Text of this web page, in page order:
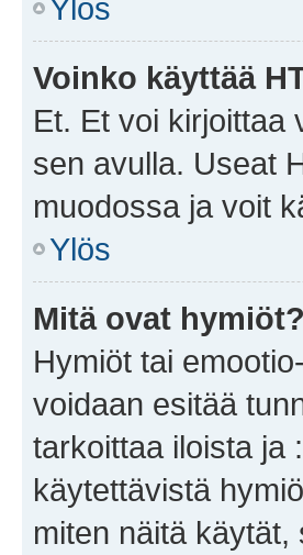
Ylös
Voinko käyttää
Et. Et voi kirjoittaa
sen avulla. Useat
muodossa ja voit
Ylös
Mitä ovat hymiöt?
Hymiöt tai
voidaan esitää
tarkoittaa iloista ja
käytettävistä
miten näitä